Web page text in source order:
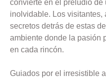
convierte en el preludio de
inolvidable. Los visitantes,
secretos detrás de estas
ambiente donde la pasión
en cada rincón.
Guiados por el irresistible